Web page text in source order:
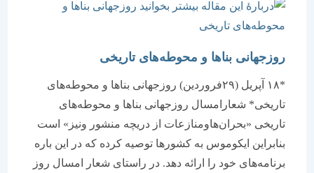
روزجهانی بناها و محوطه‌های تاریخی
*۱۸ آپریل (۲۹فروردین) روزجهانی بناها و محوطه‌های
تاریخی* شعارامسال روزجهانی بناها و محوطه‌های
تاریخی «بحران‌هاومنازعات از دریچه منشور ونیز» است
بنابراین ایکوموس به کشورها توصیه کرده که در این باره
برنامه‌های خود را ارائه دهد. در راستای شعار امسال روز